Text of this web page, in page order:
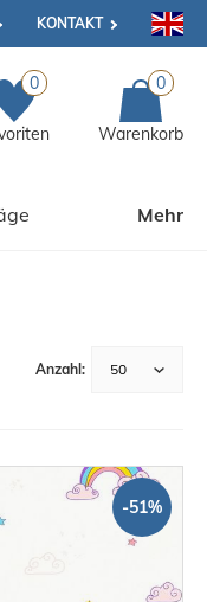
KONTAKT
0 0
Warenkorb
Mehr
-51%